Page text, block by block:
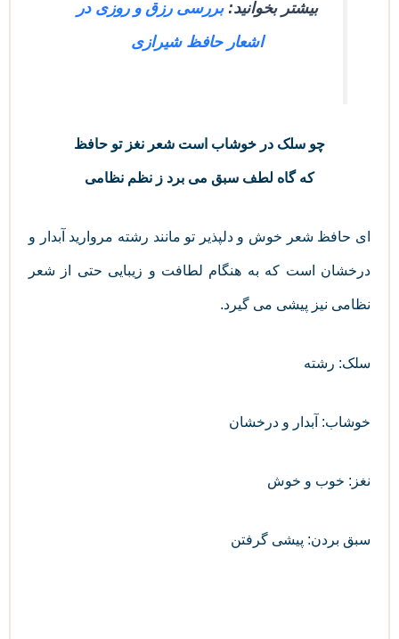
بیشتر بخوانید:بررسی رزق و روزی در
اشعار حافظ شیرازی
چو سلک در خوشاب است شعر نغز تو حافظ
که گاه لطف سبق می‌ برد ز نظم نظامی
ای حافظ شعر خوش و دلپذیر تو مانند رشته مروارید آبدار و
درخشان است که به هنگام لطافت و زیبایی حتی از شعر
نظامی نیز پیشی می گیرد.
سلک: رشته
خوشاب: آبدار و درخشان
نغز: خوب و خوش
سبق بردن: پیشی گرفتن